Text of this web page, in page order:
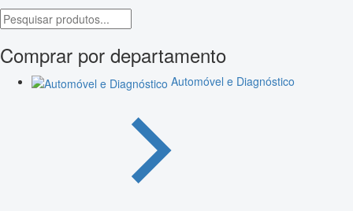
Comprar por departamento
Automóvel e Diagnóstico